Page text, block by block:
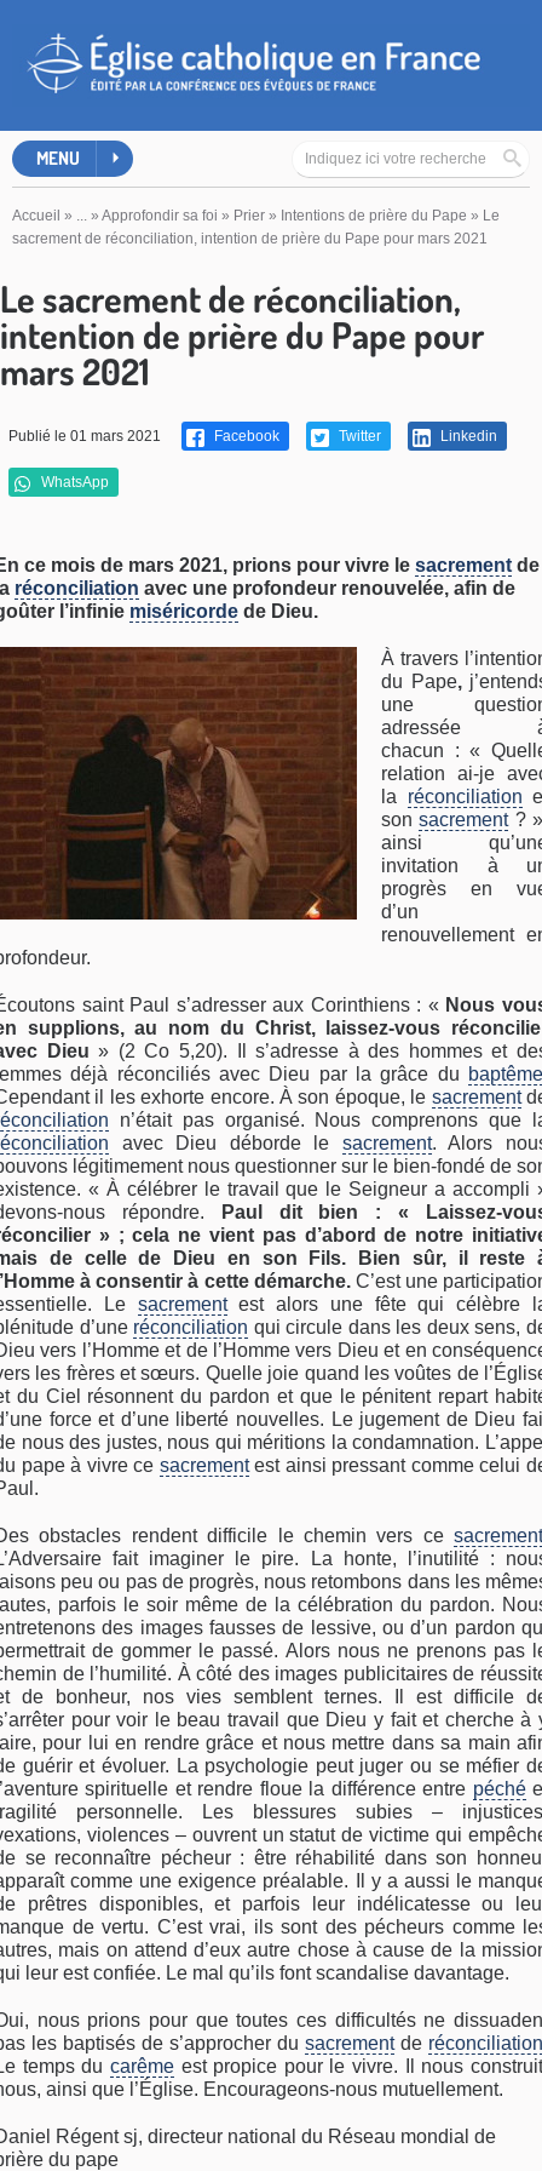
MENU
Accueil » ... » Approfondir sa foi » Prier » Intentions de prière du Pape » Le
sacrement de réconciliation, intention de prière du Pape pour mars 2021
Le sacrement de réconciliation,
intention de prière du Pape pour
mars 2021
Publié le 01 mars 2021 Facebook Twitter Linkedin
WhatsApp
ce mois de mars 2021, prions pour vivre le sacrementde
réconciliation avec une profondeur renouvelée, afin de
l’infinie miséricorde de Dieu.
À travers
du Pape,
une
adressée
chacun : «
relation ai-je
la réconciliation
sonsacrement?
ainsi
invitation à
progrès en
d’un
renouvellement
saint Paul s’adresser aux Corinthiens : « Nous
supplions, au nom du Christ, laissez-vous
Dieu » (2 Co 5,20). Il s’adresse à des hommes et
déjà réconciliés avec Dieu par la grâce du baptême
il les exhorte encore. À son époque, le sacrement
n’était pas organisé. Nous comprenons que
avec Dieu déborde le sacrement. Alors
légitimement nous questionner sur le bien-fondé de
« À célébrer le travail que le Seigneur a accompli
nous répondre.
Paul dit bien : « Laissez-
» ; cela ne vient pas d’abord de notre
de celle de Dieu en son Fils. Bien sûr, il reste
à consentir à cette démarche.C’est une
Le sacrementest alors une fête qui célèbre
d’une réconciliation qui circule dans les deux sens,
vers l’Homme et de l’Homme vers Dieu et en
les frères et sœurs. Quelle joie quand les voûtes de
du Ciel résonnent du pardon et que le pénitent repart
force et d’une liberté nouvelles. Le jugement de Dieu
nous des justes, nous qui méritions la condamnation.
pape à vivre ce sacrementest ainsi pressant comme celui
obstacles rendent difficile le chemin vers ce sacrement
fait imaginer le pire. La honte, l’inutilité :
peu ou pas de progrès, nous retombons dans les
parfois le soir même de la célébration du pardon.
des images fausses de lessive, ou d’un pardon
de gommer le passé. Alors nous ne prenons pas
de l’humilité. À côté des images publicitaires de
de bonheur, nos vies semblent ternes. Il est difficile
pour voir le beau travail que Dieu y fait et cherche à
pour lui en rendre grâce et nous mettre dans sa main
guérir et évoluer. La psychologie peut juger ou se méfier
spirituelle et rendre floue la différence entre péché
personnelle. Les blessures subies –
violences – ouvrent un statut de victime qui
se reconnaître pécheur : être réhabilité dans son
comme une exigence préalable. Il y a aussi le
prêtres disponibles, et parfois leur indélicatesse ou
de vertu. C’est vrai, ils sont des pécheurs comme
mais on attend d’eux autre chose à cause de la
leur est confiée. Le mal qu’ils font scandalise davantage.
nous prions pour que toutes ces difficultés ne
les baptisés de s’approcher du sacrementde réconciliation
temps du carêmeest propice pour le vivre. Il nous
ainsi que l’Église. Encourageons-nous mutuellement.
Régent sj, directeur national du Réseau mondial de
du pape